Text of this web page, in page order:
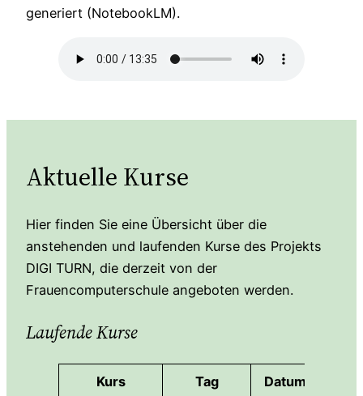
generiert (NotebookLM).
Aktuelle Kurse
Hier finden Sie eine Übersicht über die
anstehenden und laufenden Kurse des Projekts
DIGI TURN, die derzeit von der
Frauencomputerschule angeboten werden.
Laufende Kurse
Kurs Tag Datum